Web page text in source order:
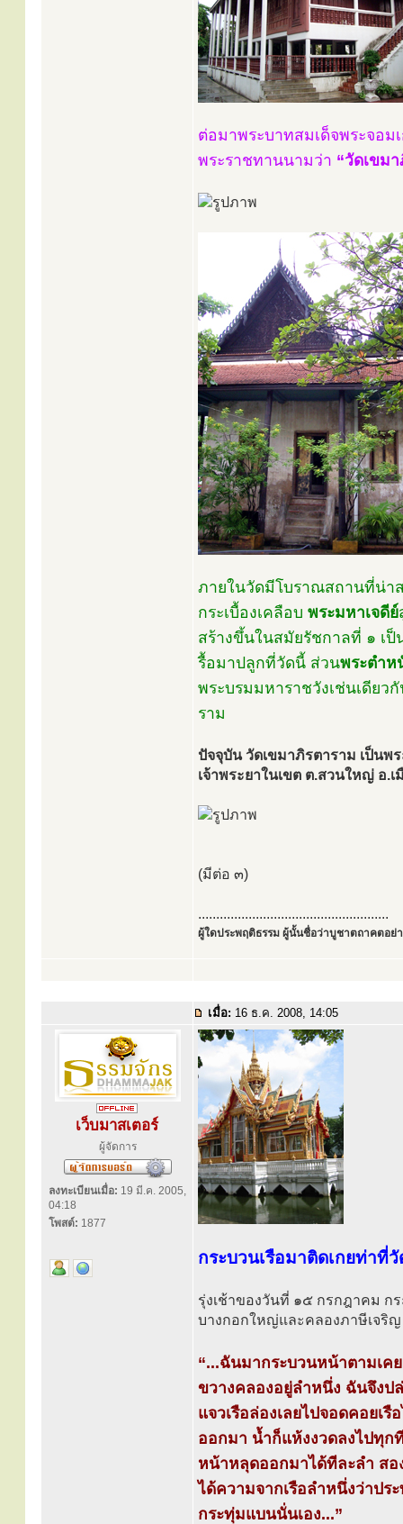
ต่อมาพระบาทสมเด็จพระจอ
พระราชทานนามว่า “วัดเขม
ภายในวัดมีโบราณสถานที่น่า
กระเบื้องเคลือบ พระมหาเจดีย์
สร้างขึ้นในสมัยรัชกาลที่ ๑ เ
รื้อมาปลูกที่วัดนี้ ส่วนพระตำห
พระบรมมหาราชวังเช่นเดียว
ราม
ปัจจุบัน วัดเขมาภิรตาราม เป็น
เจ้าพระยาในเขต ต.สวนใหญ่ อ.
(มีต่อ ๓)
.....................................................
ผู้ใดประพฤติธรรม ผู้นั้นชื่อว่าบูชาตถาคตอย่า
เมื่อ: 16 ธ.ค. 2008, 14:05
เว็บมาสเตอร์
ผู้จัดการ
ลงทะเบียนเมื่อ: 19 มี.ค. 2005,
04:18
โพสต์: 1877
กระบวนเรือมาติดเกยท่าที่
รุ่งเช้าของวันที่ ๑๕ กรกฎาคม ก
บางกอกใหญ่และคลองภาษีเจริญ
“...ฉันมากระบวนหน้าตามเค
ขวางคลองอยู่ลำหนึ่ง ฉันจึงป
แจวเรือล่องเลยไปจอดคอยเ
ออกมา น้ำก็แห้งงวดลงไปทุก
หน้าหลุดออกมาได้ทีละลำ สอ
ได้ความจากเรือลำหนึ่งว่าป
กระทุ่มแบนนั่นเอง...”